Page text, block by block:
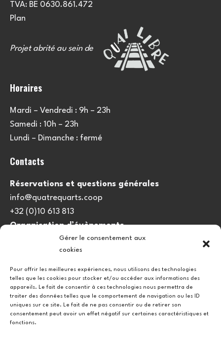
Gérer le consentement aux
cookies
Pour offrir les meilleures expériences, nous utilisons des technologies
telles que les cookies pour stocker et/ou accéder aux informations des
appareils. Le fait de consentir à ces technologies nous permettra de
traiter des données telles que le comportement de navigation ou les ID
uniques sur ce site. Le fait de ne pas consentir ou de retirer son
consentement peut avoir un effet négatif sur certaines caractéristiques et
fonctions.
TVA: BE 0630.861.472
Plan
Projet abrité au sein de
Horaires
Mardi – Vendredi : 9h – 23h
Samedi : 10h – 23h
Lundi – Dimanche : fermé
Contacts
Réservations et questions générales
info@quatrequarts.coop
+32 (0)10 613 813
Organisation d’évènements
viedulieu@quatrequarts.coop
Politique de cookies (UE)